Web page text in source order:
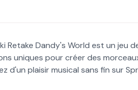
Retake Dandy's World est un jeu
uniques pour créer des
d'un plaisir musical sans fin sur